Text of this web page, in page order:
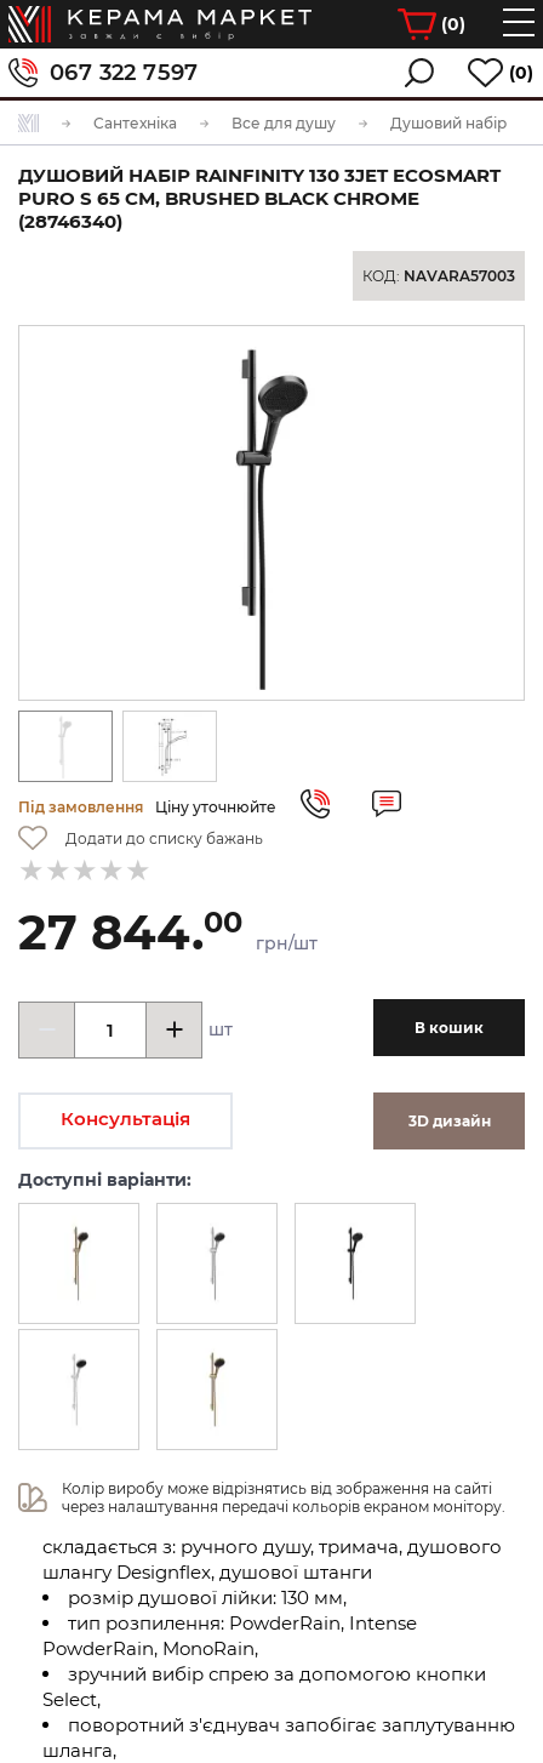
(0)
067 322 7597 (0)
Сантехніка Все для душу Душовий набір
ДУШОВИЙ НАБІР RAINFINITY 130 3JET ECOSMART
PURO S 65 СМ, BRUSHED BLACK CHROME
(28746340)
КОД: NAVARA57003
Під замовлення
Ціну уточнюйте
Додати до списку бажань
27 844.00
грн/шт
шт В кошик
Консультація 3D дизайн
Доступні варіанти:
Колір виробу може відрізнятись від зображення на сайті
через налаштування передачі кольорів екраном монітору.
складається з: ручного душу, тримача, душового
шлангу Designflex, душової штанги
розмір душової лійки: 130 мм,
тип розпилення: PowderRain, Intense
PowderRain, MonoRain,
зручний вибір спрею за допомогою кнопки
Select,
поворотний з'єднувач запобігає заплутуванню
шланга,